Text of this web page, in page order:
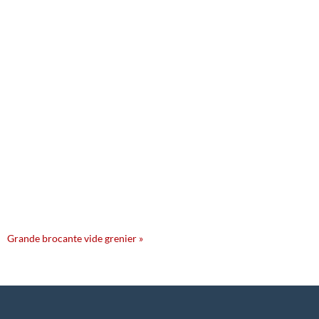
Grande brocante vide grenier »